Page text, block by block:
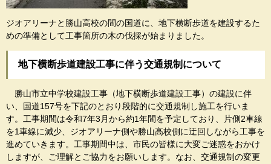
ジオアリーナと勝山高校の間の国道に、地下横断歩道を建設するた
めの準備として工事箇所の木の伐採が始まりました。
地下横断歩道建設工事に伴う交通規制について
勝山市立中学校建設工事（地下横断歩道建設工事）の建設に伴
い、国道157号を下記のとおり段階的に交通規制し施工を行いま
す。工事期間は令和7年3月から約1年間を予定しており、片側2車線
を1車線に減少、ジオアリーナ側や勝山高校側に迂回しながら工事を
進めていきます。工事期間中は、市民の皆様に大変ご迷惑をおかけ
しますが、ご理解とご協力をお願いします。なお、交通規制の変更